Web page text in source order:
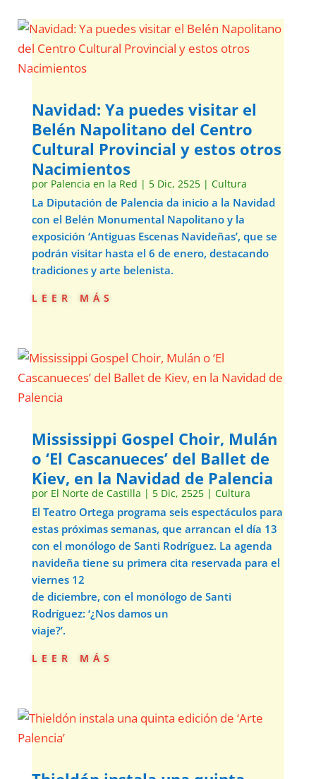
Navidad: Ya puedes visitar el
Belén Napolitano del Centro
Cultural Provincial y estos otros
Nacimientos
por Palencia en la Red | 5 Dic, 2525| Cultura
La Diputación de Palencia da inicio a la Navidad
con el Belén Monumental Napolitano y la
exposición ‘Antiguas Escenas Navideñas’, que se
podrán visitar hasta el 6 de enero, destacando
tradiciones y arte belenista.
leer más
Mississippi Gospel Choir, Mulán
o ‘El Cascanueces’ del Ballet de
Kiev, en la Navidad de Palencia
por El Norte de Castilla | 5 Dic, 2525| Cultura
El Teatro Ortega programa seis espectáculos para
estas próximas semanas, que arrancan el día 13
con el monólogo de Santi Rodríguez. La agenda
navideña tiene su primera cita reservada para el
viernes 12
de diciembre, con el monólogo de Santi
Rodríguez: ‘¿Nos damos un
viaje?’.
leer más